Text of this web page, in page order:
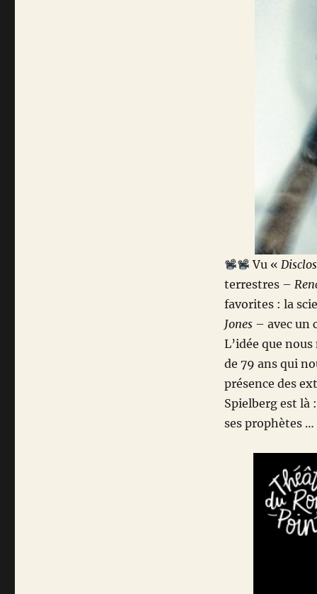
Vu «
terrestres –
favorites : la
Jones– avec un
L’idée que
de 79 ans qui
présence des
Spielberg est là
ses prophètes …